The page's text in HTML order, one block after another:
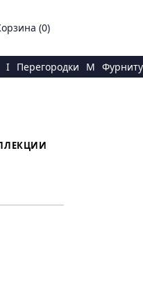
(0)
I Перегородки M